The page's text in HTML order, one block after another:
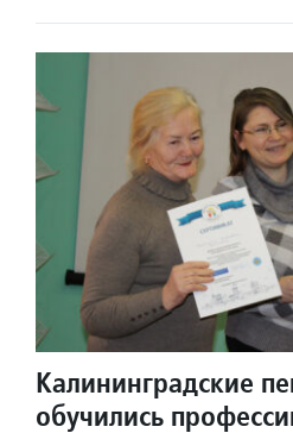
Калининградские
обучились